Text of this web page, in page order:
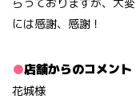
には感謝、感謝！
店舗からのコメント
花城様